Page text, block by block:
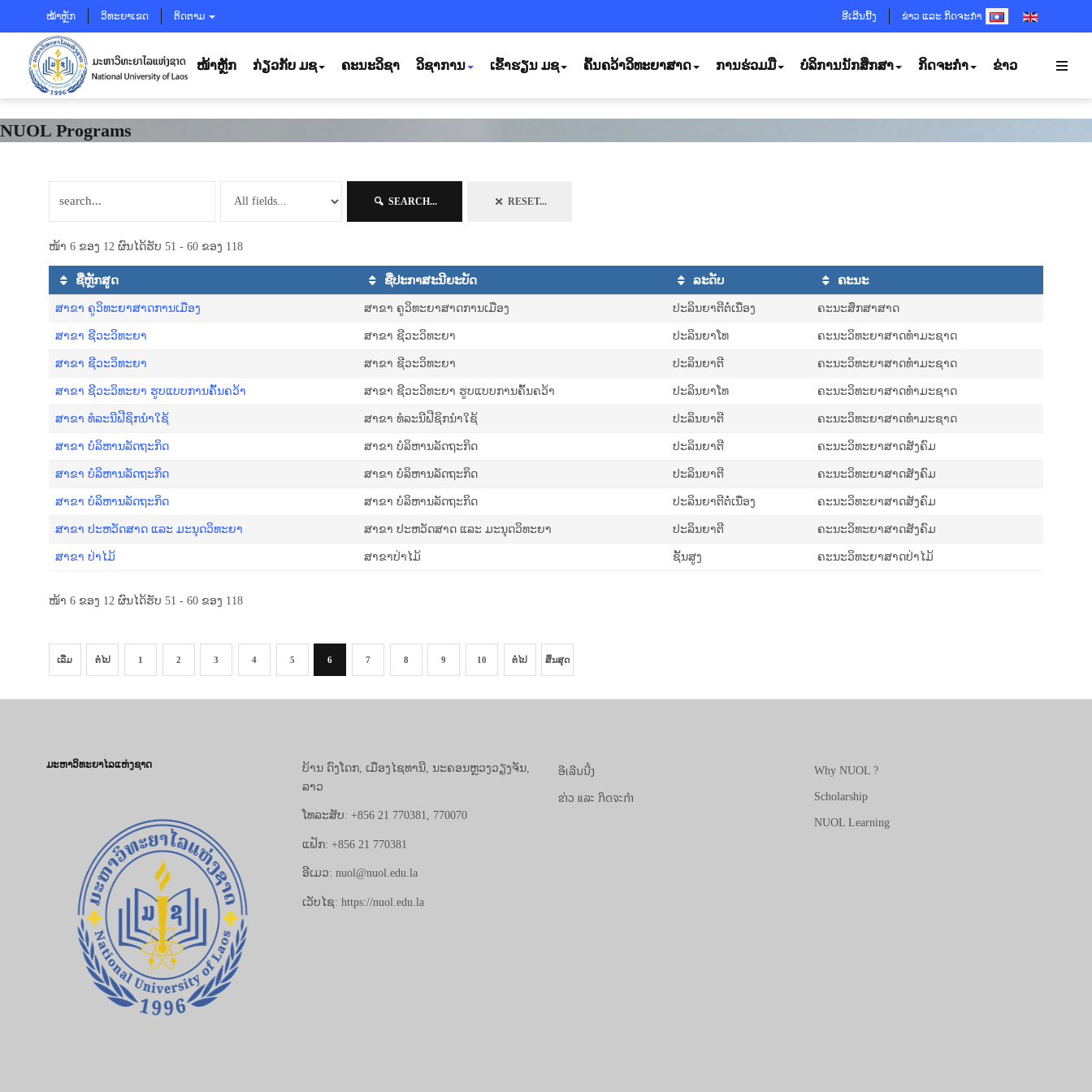
ໝ້າຫຼັກ ວິທະຍາເຂດ ຕິດຕາມ ອີເລີນນີ້ງ ຂ່າວ ແລະ ກິດຈະກຳSELECT YOUR
ໜ້າຫຼັກ ກ່ຽວກັບ ມຊ ຄະນະວິຊາ ວິຊາການ ເຂົ້າຮຽນ ມຊ ຄົ້ນຄວ້າວິທະຍາສາດ ການຮ່ວມມື ບໍລິການນັກສຶກສາ ກິດຈະກຳ ຂ່າວ
NUOL Programs
SEARCH... RESET...
ໜ້າ 6 ຂອງ 12 ຜົນໄດ້ຮັບ 51 - 60 ຂອງ 118
ຊື່ຫຼັກສູດ ຊື່ປະກາສະນີຍະບັດ ລະດັບ ຄະນະ
ສາຂາ ຄູວິທະຍາສາດການເມືອງ ສາຂາ ຄູວິທະຍາສາດການເມືອງ ປະລິນຍາຕີຕໍ່ເນື່ອງ ຄະນະສຶກສາສາດ
ສາ​ຂາ ຊີ​ວະ​ວິ​ທະ​ຍາ ສາ​ຂາ ຊີ​ວະ​ວິ​ທະ​ຍາ ປະລິນຍາໂທ ຄະນະວິທະຍາສາດທຳມະຊາດ
ສາຂາ ຊີວະວິທະຍາ ສາຂາ ຊີວະວິທະຍາ ປະລິນຍາຕີ ຄະນະວິທະຍາສາດທຳມະຊາດ
ສາ​ຂາ ຊີ​ວະ​ວິ​ທະ​ຍາ ຮູບແບບການຄົ້ນຄວ້າ ສາ​ຂາ ຊີ​ວະ​ວິ​ທະ​ຍາ ຮູບແບບການຄົ້ນຄວ້າ ປະລິນຍາໂທ ຄະນະວິທະຍາສາດທຳມະຊາດ
ສາຂາ ທໍລະນີຟີຊິກນໍາໃຊ້ ສາຂາ ທໍລະນີຟີຊິກນໍາໃຊ້ ປະລິນຍາຕີ ຄະນະວິທະຍາສາດທຳມະຊາດ
ສາຂາ ບໍລິຫານລັດຖະກິດ ສາຂາ ບໍລິຫານລັດຖະກິດ ປະລິນຍາຕີ ຄະນະວິທະຍາສາດສັງຄົມ
ສາຂາ ບໍລິຫານລັດຖະກິດ ສາຂາ ບໍລິຫານລັດຖະກິດ ປະລິນຍາຕີ ຄະນະວິທະຍາສາດສັງຄົມ
ສາຂາ ບໍລິຫານລັດຖະກິດ ສາຂາ ບໍລິຫານລັດຖະກິດ ປະລິນຍາຕີຕໍ່ເນື່ອງ ຄະນະວິທະຍາສາດສັງຄົມ
ສາຂາ ປະຫວັດສາດ ແລະ ມະນຸດວິທະຍາ ສາຂາ ປະຫວັດສາດ ແລະ ມະນຸດວິທະຍາ ປະລິນຍາຕີ ຄະນະວິທະຍາສາດສັງຄົມ
ສາຂາ ປ່າໄມ້ ສາຂາປ່າໄມ້ ຊັ້ນສູງ ຄະນະວິທະຍາສາດປ່າໄມ້
ໜ້າ 6 ຂອງ 12 ຜົນໄດ້ຮັບ 51 - 60 ຂອງ 118
ເລີ່ມ ຕໍ່ໄປ 1 2 3 4 5 6 7 8 9 10 ຕໍ່ໄປ ສິ້ນສຸດ
ມະຫາວິທະຍາໄລແຫ່ງຊາດ
ບ້ານ ດົງໂດກ, ເມືອງໄຊທານີ, ນະຄອນຫຼວງວຽງຈັນ,
ລາວ
ໂທລະສັບ: +856 21 770381, 770070
ແຟັກ: +856 21 770381
ອີເມວ: nuol@nuol.edu.la
ເວັບໄຊ: https://nuol.edu.la
ອີເລີນນີ້ງ
ຂ່າວ ແລະ ກິດຈະກຳ
Why NUOL ?
Scholarship
NUOL Learning